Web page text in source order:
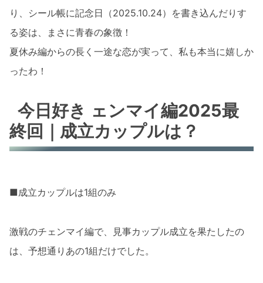
り、シール帳に記念日（2025.10.24）を書き込んだりす
る姿は、まさに青春の象徴！
夏休み編からの長く一途な恋が実って、私も本当に嬉しか
ったわ！
今日好き ェンマイ編2025最
終回｜成立カップルは？
■成立カップルは1組のみ
激戦のチェンマイ編で、見事カップル成立を果たしたの
は、予想通りあの1組だけでした。